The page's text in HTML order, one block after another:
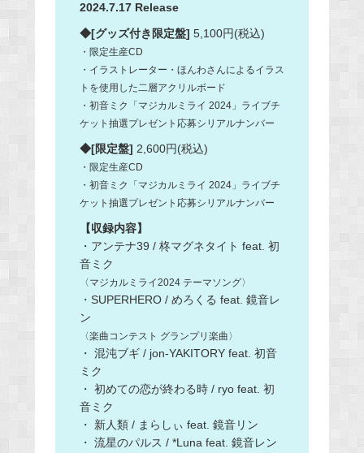
2024.7.17 Release
◆[グッズ付き限定盤] 5,100円(税込)
・限定生産CD
・イラストレーター・ほんわさんによるイラス
トを使用した二層アクリルボード
・初音ミク「マジカルミライ 2024」ライブチ
ケット抽選プレゼント応募シリアルナンバー
◆[限定盤] 2,600円(税込)
・限定生産CD
・初音ミク「マジカルミライ 2024」ライブチ
ケット抽選プレゼント応募シリアルナンバー
【収録内容】
・アンテナ39 / 柊マグネタイト feat. 初
音ミク
〈マジカルミライ2024 テーマソング〉
・SUPERHERO / めろくる feat. 鏡音レ
ン
〈楽曲コンテスト グランプリ楽曲〉
・ 混沌ブギ / jon-YAKITORY feat. 初音
ミク
・ 初めての恋が終わる時 / ryo feat. 初
音ミク
・ 新人類 / まらしぃ feat. 鏡音リン
・ 流星のパルス / *Luna feat. 鏡音レン